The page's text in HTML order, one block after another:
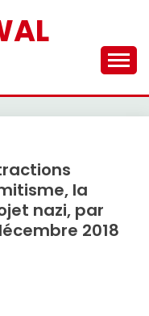
la
nazi, par
2018